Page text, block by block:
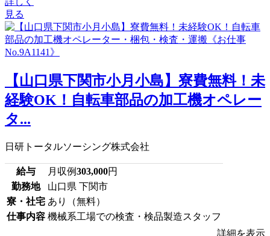
見る
【山口県下関市小月小島】寮費無料！未
経験OK！自転車部品の加工機オペレー
タ...
日研トータルソーシング株式会社
給与 月収例303,000円
勤務地
山口県 下関市
寮・社宅 あり（無料）
仕事内容 機械系工場での検査・検品製造スタッフ
詳細を表示